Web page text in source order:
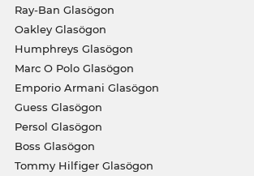
Ray-Ban Glasögon
Oakley Glasögon
Humphreys Glasögon
Marc O Polo Glasögon
Emporio Armani Glasögon
Guess Glasögon
Persol Glasögon
Boss Glasögon
Tommy Hilfiger Glasögon